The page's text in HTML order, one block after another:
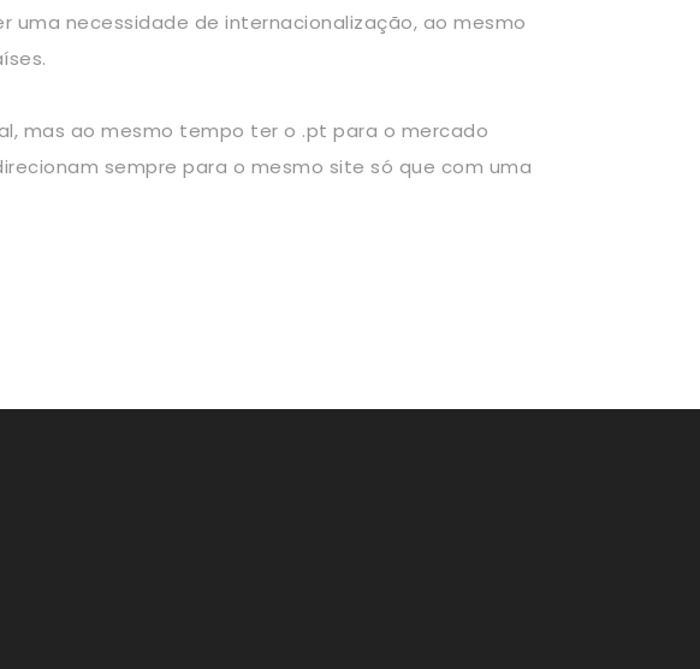
necessidade de internacionalização, ao mesmo
mas ao mesmo tempo ter o .pt para o mercado
sempre para o mesmo site só que com uma